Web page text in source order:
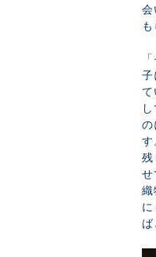
会
子
て
の
す
残
せ
織
ば